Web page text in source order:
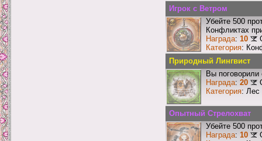
Игрок с Ветром
Убейте 500
Конфликтах
Награда: 10
Категория:
Природный Лингвист
Вы
Награда: 20
Категория: Лес
Опытный Стрелохват
Убейте 500
Награда: 10